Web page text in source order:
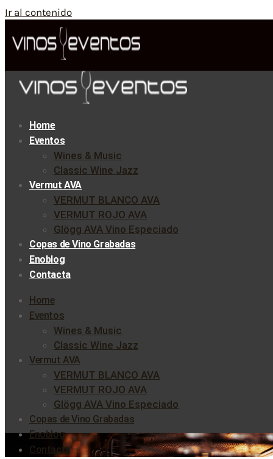
Ir al contenido
Home
Eventos
Wines & Music
Classic Wine Jazz
Vermut AVA
VERMUT BLANCO AVA
VERMUT ROJO AVA
Glögg AVA Vino Especiado
Copas de Vino Grabadas
Enoblog
Contacta
Home
Eventos
Wines & Music
Classic Wine Jazz
Vermut AVA
VERMUT BLANCO AVA
VERMUT ROJO AVA
Glögg AVA Vino Especiado
Copas de Vino Grabadas
Enoblog
Contacta